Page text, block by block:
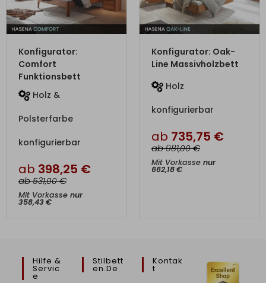
ZUM PRODUKT
Konfigurator:
Comfort
Funktionsbett
Holz &
Polsterfarbe
konfigurierbar
ab 398,25 €
ab 531,00€
Mit Vorkasse nur
358,43€
ZUM PRODUKT
Konfigurator: Oak-
Line Massivholzbett
Holz
konfigurierbar
ab 735,75 €
ab 981,00€
Mit Vorkasse nur
662,18€
Hilfe &
Servic
E
Stilbett
En.de
Kontak
T